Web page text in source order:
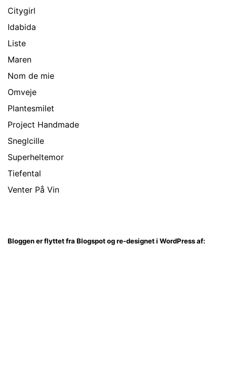
Citygirl
Idabida
Liste
Maren
Nom de mie
Omveje
Plantesmilet
Project Handmade
Sneglcille
Superheltemor
Tiefental
Venter På Vin
Bloggen er flyttet fra Blogspot og re-designet i WordPress af: